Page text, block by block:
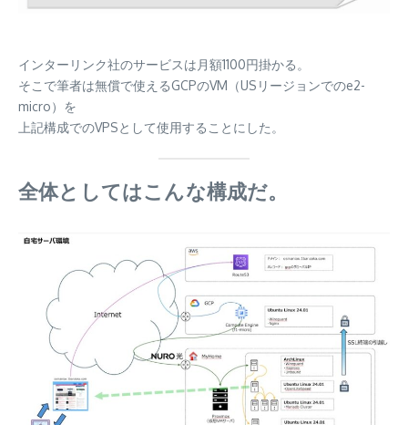
インターリンク社のサービスは月額1100円掛かる。
そこで筆者は無償で使えるGCPのVM（USリージョンでのe2-
micro）を
上記構成でのVPSとして使用することにした。
全体としてはこんな構成だ。